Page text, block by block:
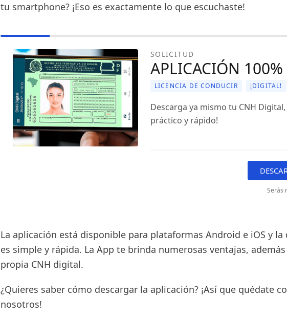
tu smartphone? ¡Eso es exactamente lo que escuchaste!
SOLICITUD
APLICACIÓN
LICENCIA DE CONDUCIR ¡DIGITAL!
Descarga ya mismo tu CNH Digital,
práctico y rápido!
Serás
La aplicación está disponible para plataformas Android e iOS y la
es simple y rápida. La App te brinda numerosas ventajas,
propia CNH digital.
¿Quieres saber cómo descargar la aplicación? ¡Así que quédate
nosotros!